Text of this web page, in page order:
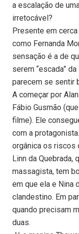
a escalação de
irretocável?
Presente em
como Fernanda
sensação é a de
serem “escada”
parecem se sentir
A começar por
Fábio Gusmão
filme). Ele
com a
orgânica os riscos
Linn da Quebrada,
massagista, tem
em que ela e Nina
clandestino. Em
quando precisam
duas.